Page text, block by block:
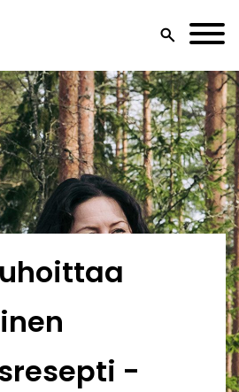
search
-